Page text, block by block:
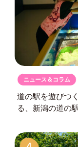
ニュース＆コラム
道の駅を遊びつ
る、 新潟の道の